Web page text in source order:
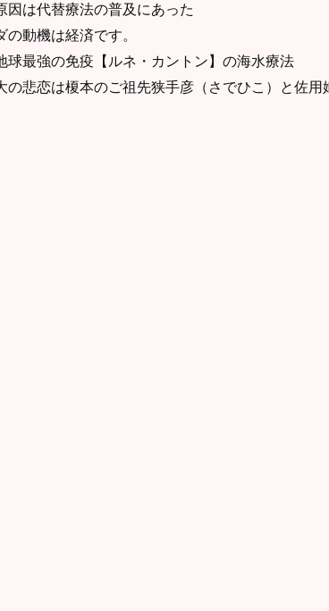
因は代替療法の普及にあった
動機は経済です。
球最強の免疫【ルネ・カントン】の海水療法
の悲恋は榎本のご祖先狭手彦（さでひこ）と佐用